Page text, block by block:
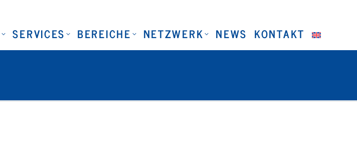
SERVICES BEREICHE NETZWERK NEWS KONTAKT